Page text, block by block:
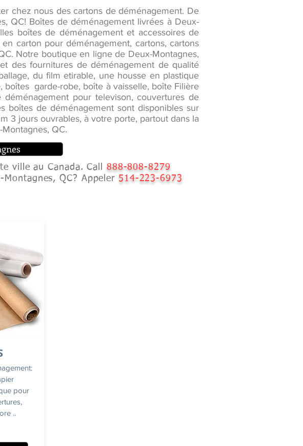
chez nous des cartons de déménagement. De
QC! Boîtes de déménagement livrées à Deux-
boîtes de déménagement et accessoires de
carton pour déménagement, cartons, cartons
Notre boutique en ligne de Deux-Montagnes,
des fournitures de déménagement de qualité
du film etirable, une housse en plastique
garde-robe, boîte à vaisselle, boîte Filière
pour televison, couvertures de
boîtes de déménagement sont disponibles sur
3 jours ouvrables, à votre porte, partout dans la
QC.
ville au Canada. Call 888-808-8279
QC? Appeler 514-223-6973
pour
..